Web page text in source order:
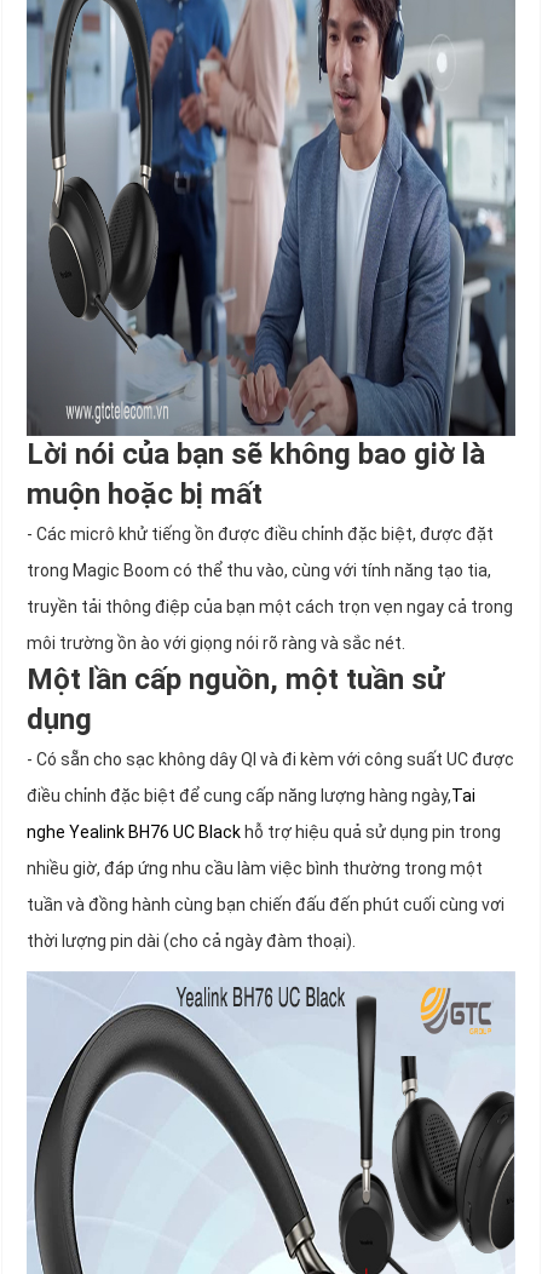
Lời nói của bạn sẽ không bao giờ là
muộn hoặc bị mất
- Các micrô khử tiếng ồn được điều chỉnh đặc biệt, được đặt
trong Magic Boom có ​​thể thu vào, cùng với tính năng tạo tia,
truyền tải thông điệp của bạn một cách trọn vẹn ngay cả trong
môi trường ồn ào với giọng nói rõ ràng và sắc nét.
Một lần cấp nguồn, một tuần sử
dụng
- Có sẵn cho sạc không dây QI và đi kèm với công suất UC được
điều chỉnh đặc biệt để cung cấp năng lượng hàng ngày,Tai
nghe Yealink BH76 UC Black hỗ trợ hiệu quả sử dụng pin trong
nhiều giờ, đáp ứng nhu cầu làm việc bình thường trong một
tuần và đồng hành cùng bạn chiến đấu đến phút cuối cùng vơi
thời lượng pin dài (cho cả ngày đàm thoại).